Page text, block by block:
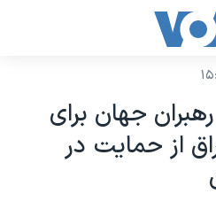
جهان برای
از حمايت در